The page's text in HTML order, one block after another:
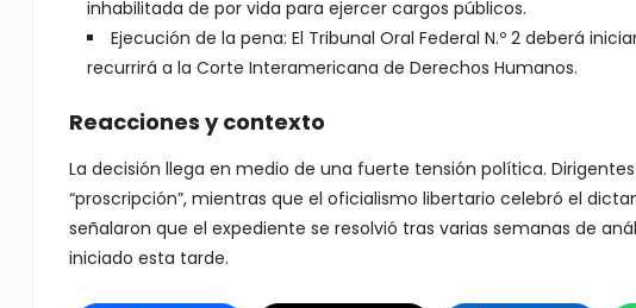
inhabilitada de por vida para ejercer cargos públicos.
Ejecución de la pena: El Tribunal Oral Federal N.º 2 deberá
recurrirá a la Corte Interamericana de Derechos Humanos.
Reacciones y contexto
La decisión llega en medio de una fuerte tensión política.
“proscripción”, mientras que el oficialismo libertario celebró el
señalaron que el expediente se resolvió tras varias semanas de
iniciado esta tarde.